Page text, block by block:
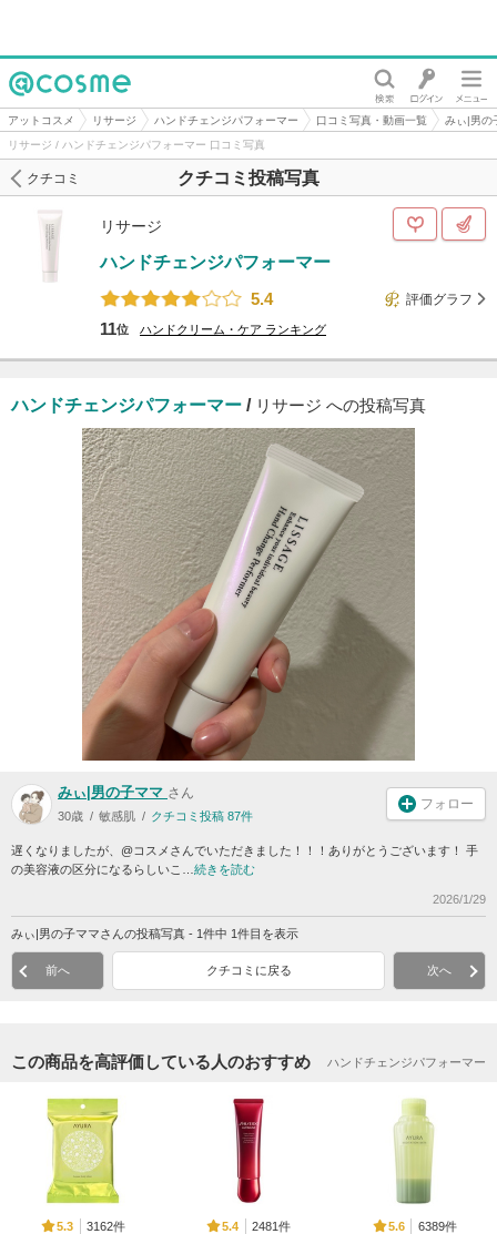
@cosme
アットコスメ リサージ ハンドチェンジパフォーマー 口コミ写真・動画一覧
みぃ|男の
リサージ / ハンドチェンジパフォーマー 口コミ写真
クチコミ投稿写真
クチコミ
リサージ
ハンドチェンジパフォーマー
5.4
評価グラフ
11位 ハンドクリーム・ケア ランキング
ハンドチェンジパフォーマー / リサージ への投稿写真
みぃ|男の子ママ さん
30歳 敏感肌 クチコミ投稿 87件
フォロー
遅くなりましたが、@コスメさんでいただきました！！！ありがとうございます！ 手
の美容液の区分になるらしいこ… 続きを読む
2026/1/29
みぃ|男の子ママさんの投稿写真 - 1件中 1件目を表示
前へ クチコミに戻る 次へ
この商品を高評価している人のおすすめ ハンドチェンジパフォーマー
5.3
3162件
5.4
2481件
5.6
6389件